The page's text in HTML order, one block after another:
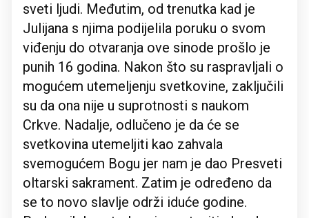
sveti ljudi. Međutim, od trenutka kad je
Julijana s njima podijelila poruku o svom
viđenju do otvaranja ove sinode prošlo je
punih 16 godina. Nakon što su raspravljali o
mogućem utemeljenju svetkovine, zaključili
su da ona nije u suprotnosti s naukom
Crkve. Nadalje, odlučeno je da će se
svetkovina utemeljiti kao zahvala
svemogućem Bogu jer nam je dao Presveti
oltarski sakrament. Zatim je određeno da
se to novo slavlje održi iduće godine.